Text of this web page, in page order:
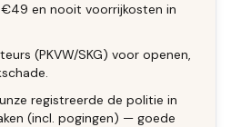
en nooit voorrijkosten in
(PKVW/SKG) voor openen,
registreerde de politie in
(incl. pogingen) — goede